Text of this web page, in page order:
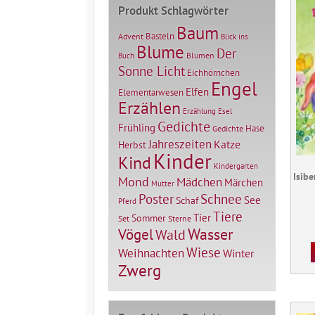
Produkt Schlagwörter
Advent Basteln Baum Blick ins
Buch Blume Blumen Der
Sonne Licht Eichhörnchen
Elementarwesen Elfen Engel
Erzählen Erzählung Esel
Frühling Gedichte Gedichte Hase
HerbstJahreszeiten Katze
KindKinder Kindergarten
Mond Mutter Mädchen Märchen
Pferd PosterSchaf Schnee See
Set Sommer Sterne TierTiere
VögelWaldWasser
WeihnachtenWiese Winter
Zwerg